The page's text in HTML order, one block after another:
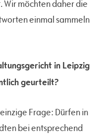
Wir möchten daher die
einmal sammeln
in Leipzig
geurteilt?
Frage: Dürfen in
bei entsprechend